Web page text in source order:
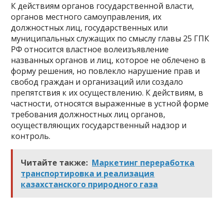
К действиям органов государственной власти,
органов местного самоуправления, их
должностных лиц, государственных или
муниципальных служащих по смыслу главы 25 ГПК
РФ относится властное волеизъявление
названных органов и лиц, которое не облечено в
форму решения, но повлекло нарушение прав и
свобод граждан и организаций или создало
препятствия к их осуществлению. К действиям, в
частности, относятся выраженные в устной форме
требования должностных лиц органов,
осуществляющих государственный надзор и
контроль.
Читайте также: Маркетинг переработка
транспортировка и реализация
казахстанского природного газа